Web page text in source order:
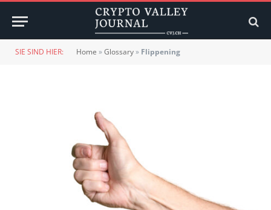
SIE SIND HIER: Home »Glossary» Flippening